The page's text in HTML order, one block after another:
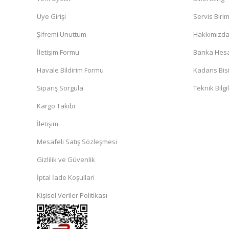
Üye Girişi
Şifremi Unuttum
İletişim Formu
Havale Bildirim Formu
Sipariş Sorgula
Kargo Takibi
İletişim
Mesafeli Satış Sözleşmesi
Gizlilik ve Güvenlik
İptal İade Koşullari
Kişisel Veriler Politikası
Servis
Hakkımızda
Banka
Kadans
Teknik